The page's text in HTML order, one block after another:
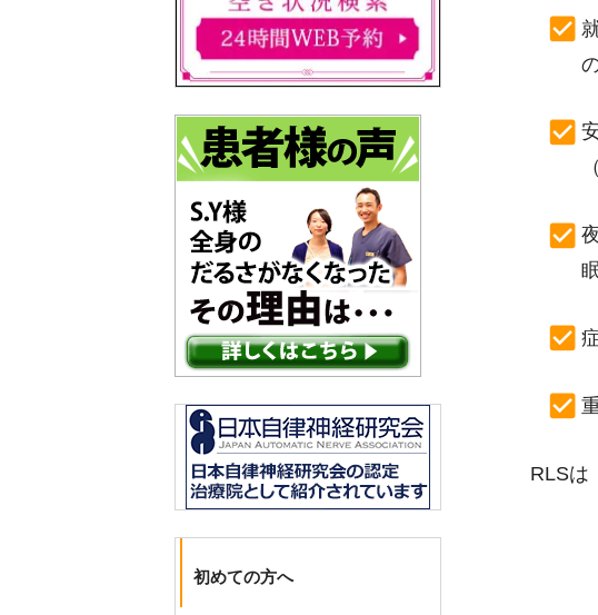
初めての方へ
RLSは